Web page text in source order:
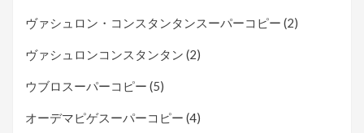
ヴァシュロン・コンスタンタンスーパーコピー (2)
ヴァシュロンコンスタンタン (2)
ウブロスーパーコピー (5)
オーデマピゲスーパーコピー (4)